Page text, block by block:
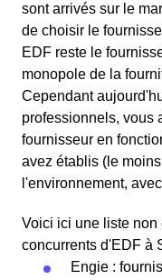
sont arrivés sur le
de choisir le
EDF reste le
monopole de la
Cependant
professionnels, vous
fournisseur en
avez établis (le
l'environnement,
Voici ici une liste
concurrents d'EDF à
Engie :